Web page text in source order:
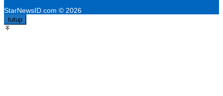
StarNewsID.com © 2026
tutup